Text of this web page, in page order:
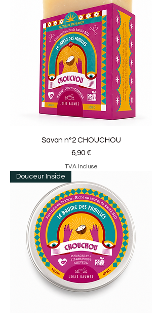
Savon n°2 CHOUCHOU
Prix
6,90 €
TVA Incluse
Douceur Inside